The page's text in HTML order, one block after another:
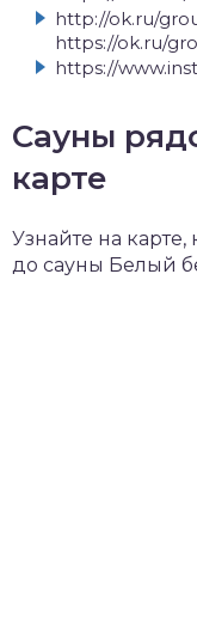
http://ok.ru/
https://ok.ru/
https://
Сауны
карте
Узнайте на карте,
до сауны Белый